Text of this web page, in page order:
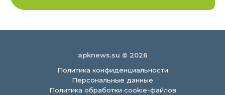
apknews.su © 2026
Политика конфиденциальности
Персональные данные
Политика обработки cookie-файлов